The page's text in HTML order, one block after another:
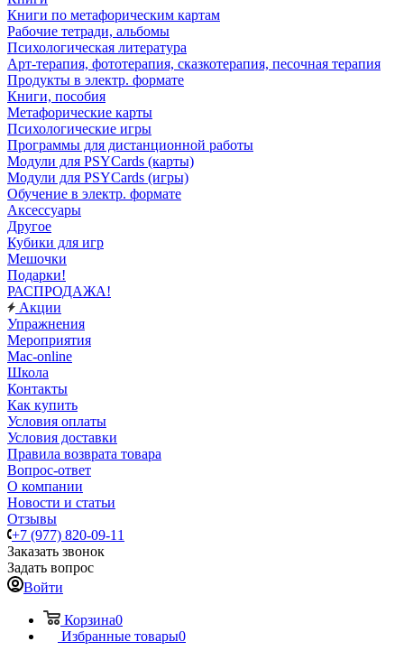
Книги по метафорическим картам
Рабочие тетради, альбомы
Психологическая литература
Арт-терапия, фототерапия, сказкотерапия, песочная терапия
Продукты в электр. формате
Книги, пособия
Метафорические карты
Психологические игры
Программы для дистанционной работы
Модули для PSYCards (карты)
Модули для PSYCards (игры)
Обучение в электр. формате
Аксессуары
Другое
Кубики для игр
Мешочки
Подарки!
РАСПРОДАЖА!
Акции
Упражнения
Мероприятия
Mac-online
Школа
Контакты
Как купить
Условия оплаты
Условия доставки
Правила возврата товара
Вопрос-ответ
О компании
Новости и статьи
Отзывы
+7 (977) 820-09-11
Заказать звонок
Задать вопрос
Войти
Корзина0
Избранные товары0